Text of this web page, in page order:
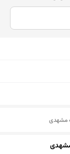
مشهدی
مشهدی